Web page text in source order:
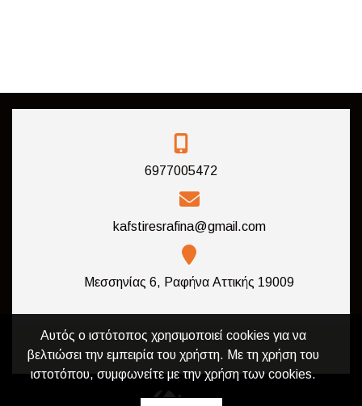
6977005472
kafstiresrafina@gmail.com
Μεσσηνίας 6, Ραφήνα Αττικής 19009
Αυτός ο ιστότοπος χρησιμοποιεί cookies για να
βελτιώσει την εμπειρία του χρήστη. Με τη χρήση του
ιστοτόπου, συμφωνείτε με την χρήση των cookies.